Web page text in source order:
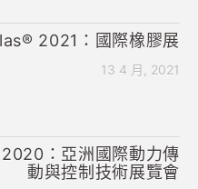
2021：國際橡膠展
13 4 月, 2021
：亞洲國際動力傳
動與控制技術展覽會